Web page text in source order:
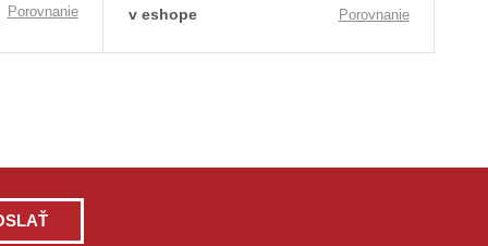
Porovnanie
v eshope
Porovnanie